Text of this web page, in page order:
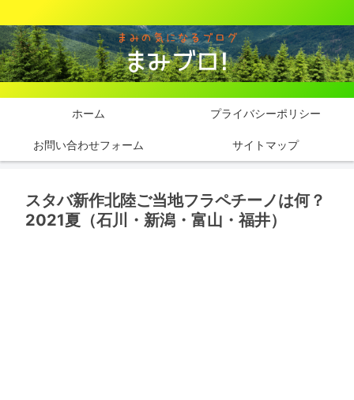
ホーム プライバシーポリシー
お問い合わせフォーム サイトマップ
スタバ新作北陸ご当地フラペチーノは何？
2021夏（石川・新潟・富山・福井）